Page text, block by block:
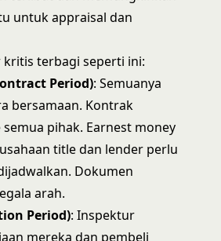
untuk appraisal dan
terbagi seperti ini:
Period): Semuanya
bersamaan. Kontrak
pihak. Earnest money
title dan lender perlu
Dokumen
arah.
Period): Inspektur
mereka dan pembeli